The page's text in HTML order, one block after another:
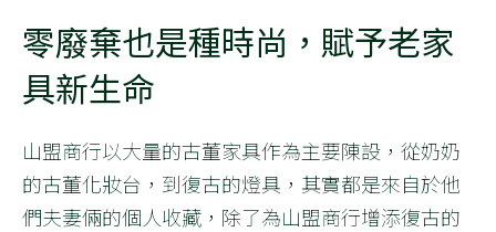
零廢棄也是種時尚，賦予老家
具新生命
山盟商行以大量的古董家具作為主要陳設，從奶奶
的古董化妝台，到復古的燈具，其實都是來自於他
們夫妻倆的個人收藏，除了為山盟商行增添復古的